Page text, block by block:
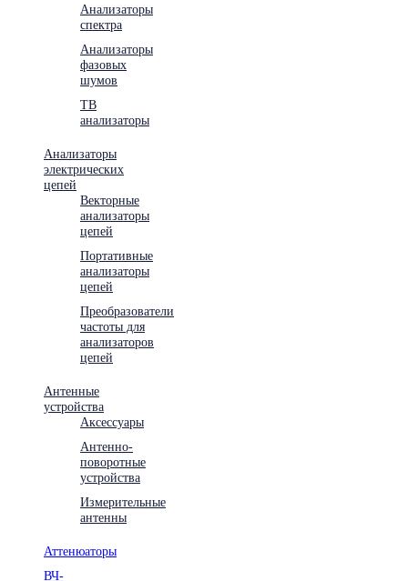
Анализаторы
спектра
Анализаторы
фазовых
шумов
ТВ
анализаторы
Анализаторы
электрических
цепей
Векторные
анализаторы
цепей
Портативные
анализаторы
цепей
Преобразователи
частоты для
анализаторов
цепей
Антенные
устройства
Аксессуары
Антенно-
поворотные
устройства
Измерительные
антенны
Аттенюаторы
ВЧ-